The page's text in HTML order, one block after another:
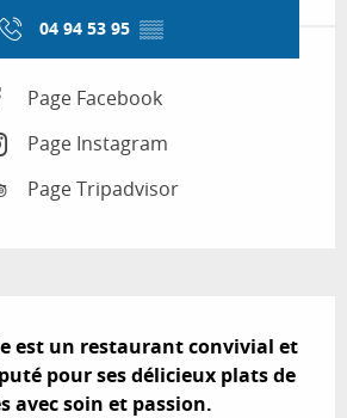
04 94 53 95 ▒▒
Page Facebook
Page Instagram
Page Tripadvisor
est un restaurant convivial et
pour ses délicieux plats de
avec soin et passion.